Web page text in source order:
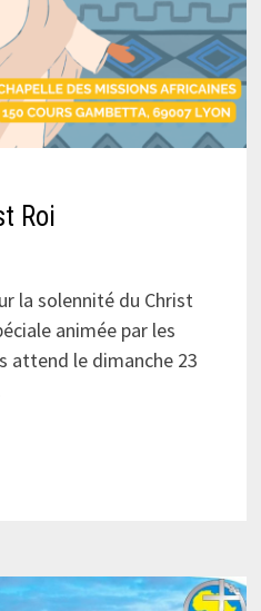
Roi
la solennité du Christ
animée par les
attend le dimanche 23